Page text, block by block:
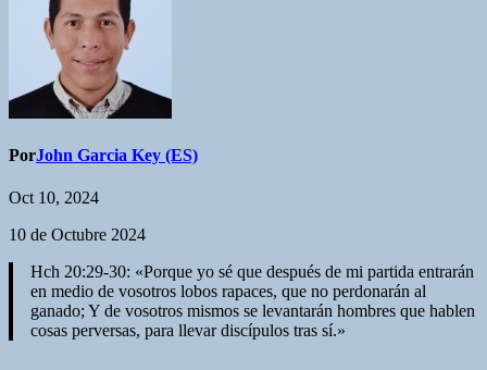
PorJohn Garcia Key (ES)
Oct 10, 2024
10 de Octubre 2024
Hch 20:29-30: «Porque yo sé que después de mi partida entrarán
en medio de vosotros lobos rapaces, que no perdonarán al
ganado; Y de vosotros mismos se levantarán hombres que hablen
cosas perversas, para llevar discípulos tras sí.»